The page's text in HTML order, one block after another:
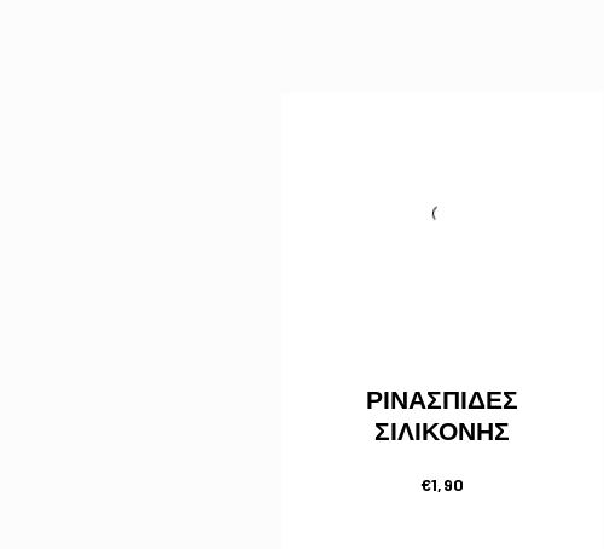
ΡΙΝΑΣΠΙΔΕΣ
ΣΙΛΙΚΟΝΗΣ
€1,90